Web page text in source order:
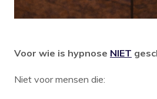
Voor wie is hypnose NIET
Niet voor mensen die: